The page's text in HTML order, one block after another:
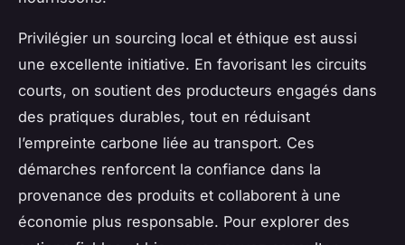
Privilégier un sourcing local et éthique est aussi
une excellente initiative. En favorisant les circuits
courts, on soutient des producteurs engagés dans
des pratiques durables, tout en réduisant
l’empreinte carbone liée au transport. Ces
démarches renforcent la confiance dans la
provenance des produits et collaborent à une
économie plus responsable. Pour explorer des